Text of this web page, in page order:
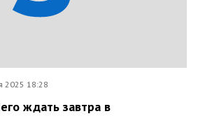
2025 18:28
ждать завтра в